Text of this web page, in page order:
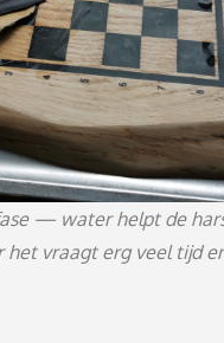
— water helpt de
het vraagt erg veel tijd